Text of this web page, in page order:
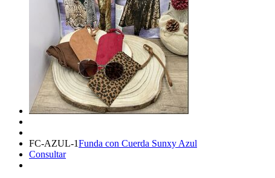
FC-AZUL-1Funda con Cuerda Sunxy Azul
Consultar